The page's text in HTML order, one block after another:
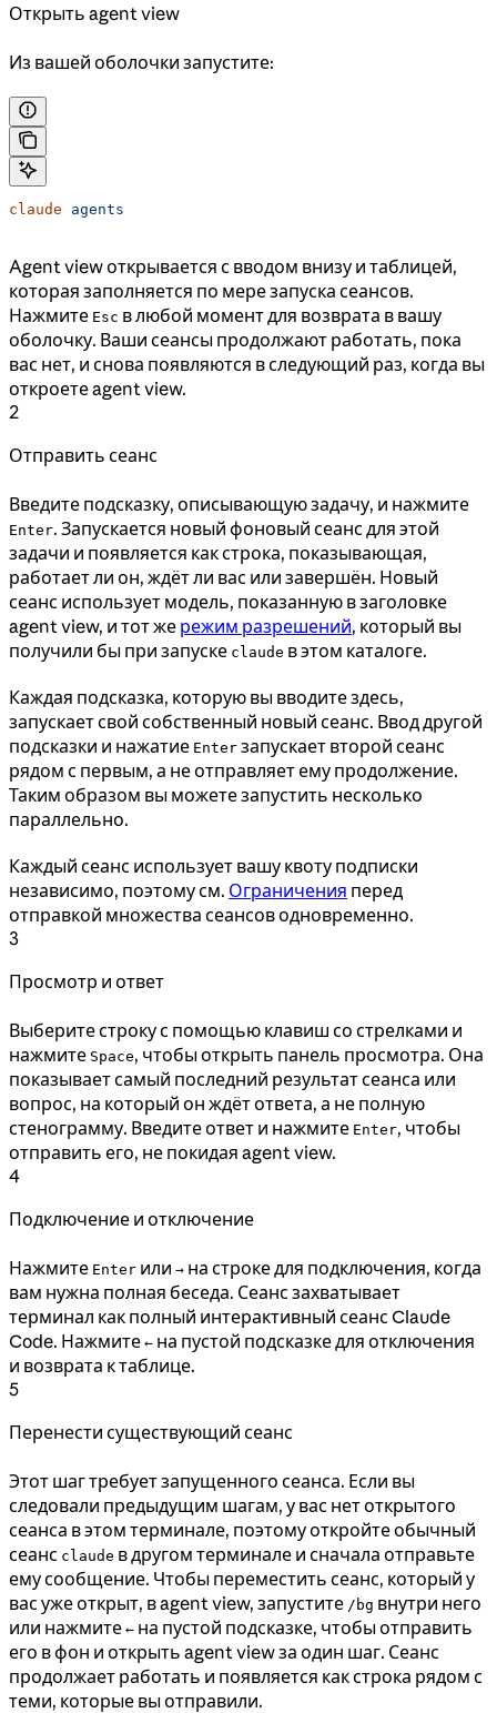
Открыть agent view
Из вашей оболочки запустите:
claude agents
Agent view открывается с вводом внизу и таблицей,
которая заполняется по мере запуска сеансов.
Нажмите Esc в любой момент для возврата в вашу
оболочку. Ваши сеансы продолжают работать, пока
вас нет, и снова появляются в следующий раз, когда вы
откроете agent view.
2
Отправить сеанс
Введите подсказку, описывающую задачу, и нажмите
Enter. Запускается новый фоновый сеанс для этой
задачи и появляется как строка, показывающая,
работает ли он, ждёт ли вас или завершён. Новый
сеанс использует модель, показанную в заголовке
agent view, и тот же режим разрешений, который вы
получили бы при запуске claude в этом каталоге.
Каждая подсказка, которую вы вводите здесь,
запускает свой собственный новый сеанс. Ввод другой
подсказки и нажатие Enter запускает второй сеанс
рядом с первым, а не отправляет ему продолжение.
Таким образом вы можете запустить несколько
параллельно.
Каждый сеанс использует вашу квоту подписки
независимо, поэтому см. Ограничения перед
отправкой множества сеансов одновременно.
3
Просмотр и ответ
Выберите строку с помощью клавиш со стрелками и
нажмите Space, чтобы открыть панель просмотра. Она
показывает самый последний результат сеанса или
вопрос, на который он ждёт ответа, а не полную
стенограмму. Введите ответ и нажмите Enter, чтобы
отправить его, не покидая agent view.
4
Подключение и отключение
Нажмите Enter или → на строке для подключения, когда
вам нужна полная беседа. Сеанс захватывает
терминал как полный интерактивный сеанс Claude
Code. Нажмите ← на пустой подсказке для отключения
и возврата к таблице.
5
Перенести существующий сеанс
Этот шаг требует запущенного сеанса. Если вы
следовали предыдущим шагам, у вас нет открытого
сеанса в этом терминале, поэтому откройте обычный
сеанс claude в другом терминале и сначала отправьте
ему сообщение. Чтобы переместить сеанс, который у
вас уже открыт, в agent view, запустите /bg внутри него
или нажмите ← на пустой подсказке, чтобы отправить
его в фон и открыть agent view за один шаг. Сеанс
продолжает работать и появляется как строка рядом с
теми, которые вы отправили.